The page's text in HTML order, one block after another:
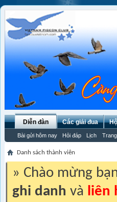
Diễn đàn
Bài gửi hôm nay Hỏi đáp Lịch
Các giải đua
Danh sách thành viên
» Chào mừng
ghi danh và liên